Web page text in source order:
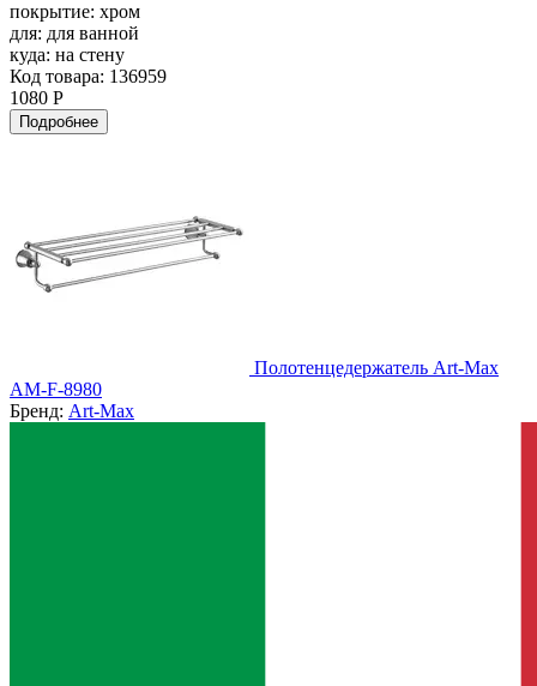
покрытие: хром
для: для ванной
куда: на стену
Код товара: 136959
1080 Р
Подробнее
Полотенцедержатель Art-Max
AM-F-8980
Бренд: Art-Max